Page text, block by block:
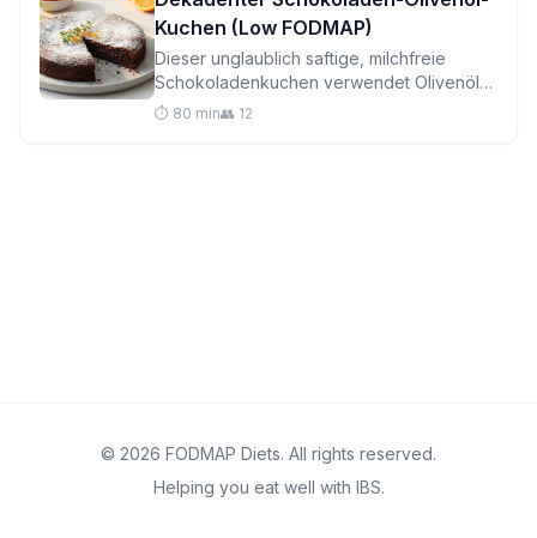
Kuchen (Low FODMAP)
Dieser unglaublich saftige, milchfreie
Schokoladenkuchen verwendet Olivenöl
für Reichhaltigkeit und gemahlene Mandeln
⏱️ 80 min👥 12
© 2026 FODMAP Diets. All rights reserved.
Helping you eat well with IBS.